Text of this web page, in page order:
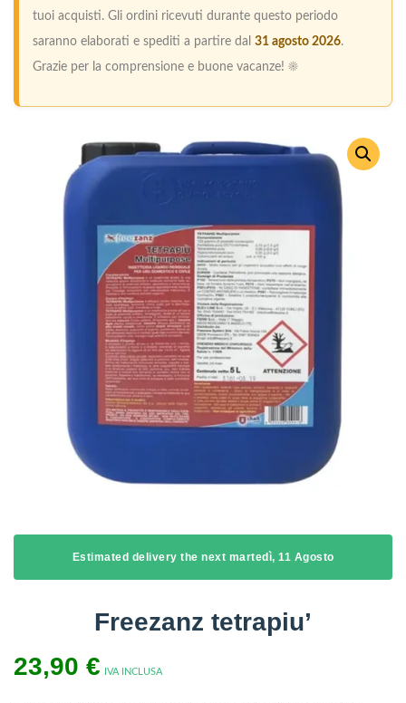
tuoi acquisti. Gli ordini ricevuti durante questo periodo
saranno elaborati e spediti a partire dal 31 agosto 2026.
Grazie per la comprensione e buone vacanze! ☀️
Estimated delivery the next martedì, 11 Agosto
Freezanz tetrapiu’
23,90 € IVA INCLUSA